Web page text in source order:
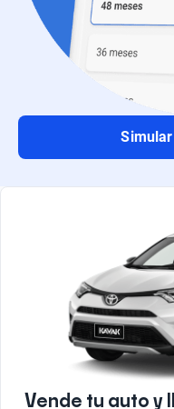
Vende tu auto y